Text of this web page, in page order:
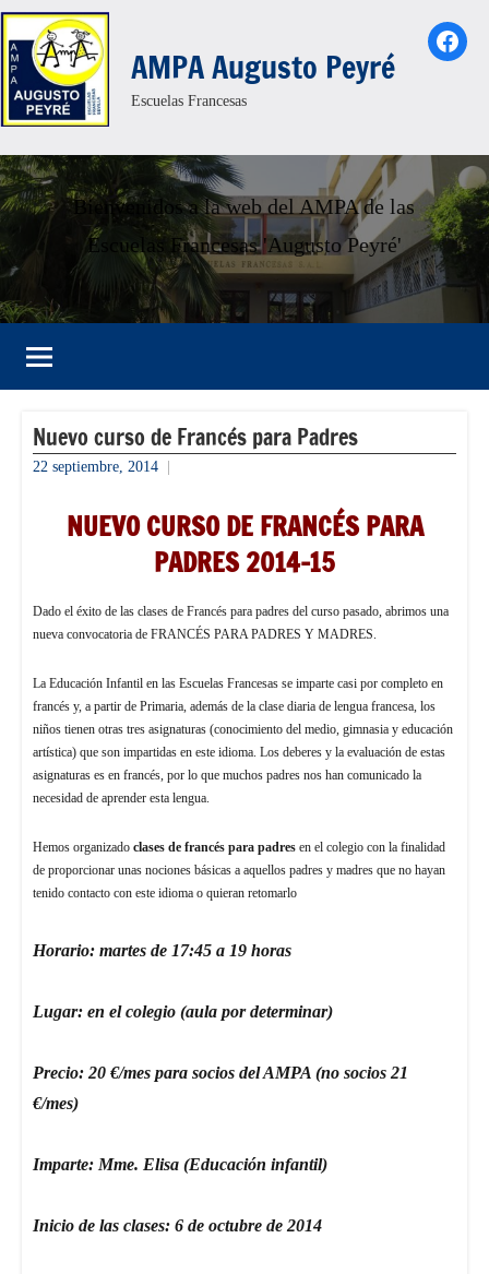
Saltar
al
contenido
AMPA Augusto Peyré
Escuelas Francesas
Bienvenidos a la web del AMPA de las
Escuelas Francesas 'Augusto Peyré'
Nuevo curso de Francés para Padres
22 septiembre, 2014
admin
NUEVO CURSO DE FRANCÉS PARA
PADRES 2014-15
Dado el éxito de las clases de Francés para padres del curso pasado, abrimos una
nueva convocatoria de FRANCÉS PARA PADRES Y MADRES.
La Educación Infantil en las Escuelas Francesas se imparte casi por completo en
francés y, a partir de Primaria, además de la clase diaria de lengua francesa, los
niños tienen otras tres asignaturas (conocimiento del medio, gimnasia y educación
artística) que son impartidas en este idioma. Los deberes y la evaluación de estas
asignaturas es en francés, por lo que muchos padres nos han comunicado la
necesidad de aprender esta lengua.
Hemos organizado clases de francés para padres en el colegio con la finalidad
de proporcionar unas nociones básicas a aquellos padres y madres que no hayan
tenido contacto con este idioma o quieran retomarlo
Horario: martes de 17:45 a 19 horas
Lugar: en el colegio (aula por determinar)
Precio: 20 €/mes para socios del AMPA (no socios 21
€/mes)
Imparte: Mme. Elisa (Educación infantil)
Inicio de las clases: 6 de octubre de 2014